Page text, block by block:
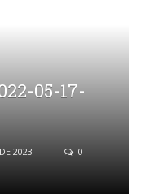
05-17-
2023
0